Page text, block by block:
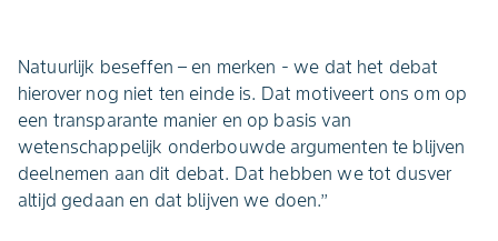
Natuurlijk beseffen – en merken - we dat het debat
hierover nog niet ten einde is. Dat motiveert ons om op
een transparante manier en op basis van
wetenschappelijk onderbouwde argumenten te blijven
deelnemen aan dit debat. Dat hebben we tot dusver
altijd gedaan en dat blijven we doen.’’